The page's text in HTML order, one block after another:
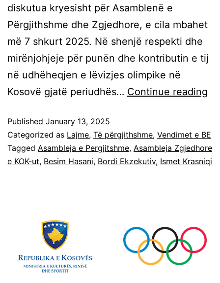
diskutua kryesisht për Asamblenë e
Përgjithshme dhe Zgjedhore, e cila mbahet
më 7 shkurt 2025. Në shenjë respekti dhe
mirënjohjeje për punën dhe kontributin e tij
në udhëheqjen e lëvizjes olimpike në
Kosovë gjatë periudhës… Continue reading
Published January 13, 2025
Categorized as Lajme, Të përgjithshme, Vendimet e BE
Tagged Asambleja e Pergjitshme, Asambleja Zgjedhore
e KOK-ut, Besim Hasani, Bordi Ekzekutiv, Ismet Krasniqi